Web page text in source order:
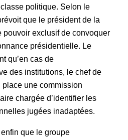
politique. Selon le
que le président de la
pouvoir exclusif de convoquer
présidentielle. Le
qu’en cas de
des institutions, le chef de
place une commission
chargée d’identifier les
jugées inadaptées.
que le groupe